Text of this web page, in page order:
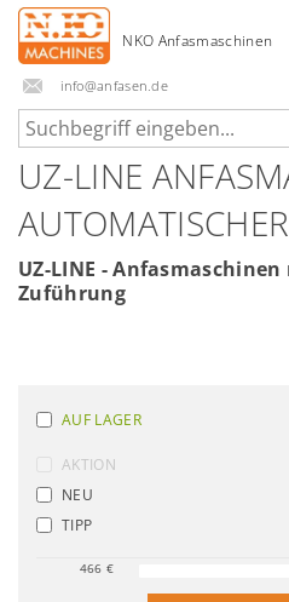
info@anfasen.de
UZ-LINE
UZ-LINE -
Zuführung
AUF LAGER
AKTION
NEU
TIPP
466 €